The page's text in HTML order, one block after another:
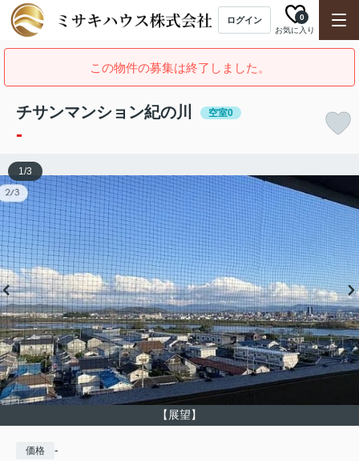
ログイン
お気に入り
0
この物件の募集は終了しました。
チサンマンション紀の川 空室0
-
【展望】
1/3
価格 -